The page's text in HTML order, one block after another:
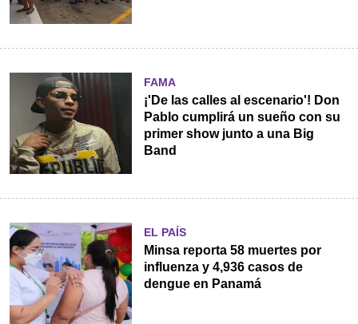
FAMA
¡'De las calles al escenario'! Don
Pablo cumplirá un sueño con su
primer show junto a una Big
Band
EL PAÍS
Minsa reporta 58 muertes por
influenza y 4,936 casos de
dengue en Panamá